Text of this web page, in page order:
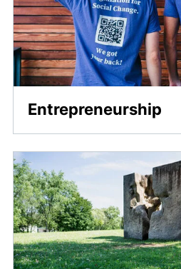
Entrepreneurship